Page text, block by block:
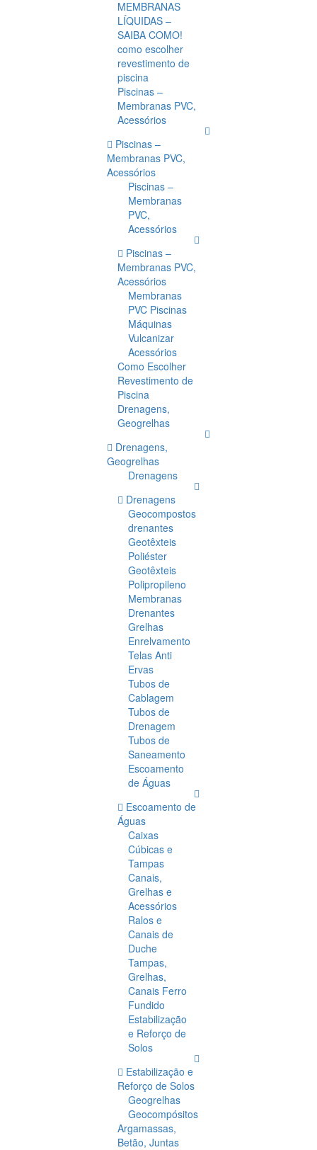
MEMBRANAS
LÍQUIDAS –
SAIBA COMO!
como escolher
revestimento de
piscina
Piscinas –
Membranas PVC,
Acessórios
Piscinas –
Membranas PVC,
Acessórios
Piscinas –
Membranas
PVC,
Acessórios
Piscinas –
Membranas PVC,
Acessórios
Membranas
PVC Piscinas
Máquinas
Vulcanizar
Acessórios
Como Escolher
Revestimento de
Piscina
Drenagens,
Geogrelhas
Drenagens,
Geogrelhas
Drenagens
Drenagens
Geocompostos
drenantes
Geotêxteis
Poliéster
Geotêxteis
Polipropileno
Membranas
Drenantes
Grelhas
Enrelvamento
Telas Anti
Ervas
Tubos de
Cablagem
Tubos de
Drenagem
Tubos de
Saneamento
Escoamento
de Águas
Escoamento de
Águas
Caixas
Cúbicas e
Tampas
Canais,
Grelhas e
Acessórios
Ralos e
Canais de
Duche
Tampas,
Grelhas,
Canais Ferro
Fundido
Estabilização
e Reforço de
Solos
Estabilização e
Reforço de Solos
Geogrelhas
Geocompósitos
Argamassas,
Betão, Juntas